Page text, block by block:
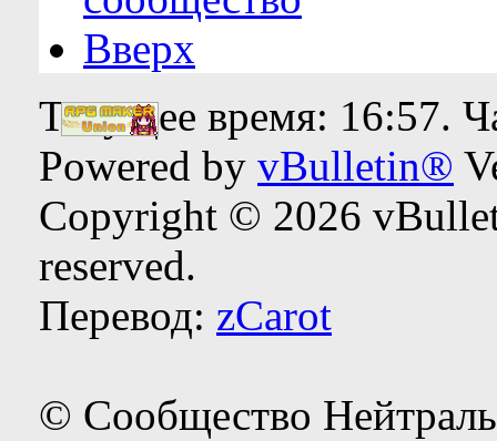
Вверх
Текущее время: 16:57.
Powered by vBulletin®
Copyright © 2026
reserved.
Перевод: zCarot
© Сообщество